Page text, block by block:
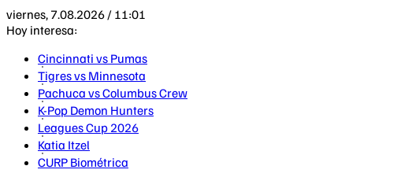
viernes, 7.08.2026 / 11:01
Hoy interesa:
Cincinnati vs Pumas
Tigres vs Minnesota
Pachuca vs Columbus Crew
K-Pop Demon Hunters
Leagues Cup 2026
Katia Itzel
CURP Biométrica